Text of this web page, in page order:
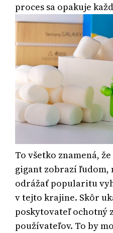
proces sa opakuje
To všetko znamená,
gigant zobrazí ľudom,
odrážať popularitu
v tejto krajine. Skôr
poskytovateľ ochotný
používateľov. To by